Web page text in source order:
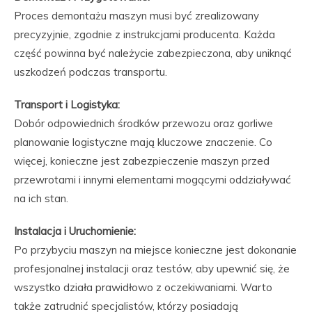
Proces demontażu maszyn musi być zrealizowany
precyzyjnie, zgodnie z instrukcjami producenta. Każda
część powinna być należycie zabezpieczona, aby uniknąć
uszkodzeń podczas transportu.
Transport i Logistyka:
Dobór odpowiednich środków przewozu oraz gorliwe
planowanie logistyczne mają kluczowe znaczenie. Co
więcej, konieczne jest zabezpieczenie maszyn przed
przewrotami i innymi elementami mogącymi oddziaływać
na ich stan.
Instalacja i Uruchomienie:
Po przybyciu maszyn na miejsce konieczne jest dokonanie
profesjonalnej instalacji oraz testów, aby upewnić się, że
wszystko działa prawidłowo z oczekiwaniami. Warto
także zatrudnić specjalistów, którzy posiadają